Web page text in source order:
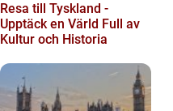
Resa till Tyskland -
Upptäck en Värld Full av
Kultur och Historia